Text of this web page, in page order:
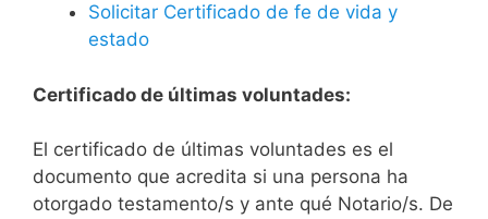
Solicitar Certificado de fe de vida y
estado
Certificado de últimas voluntades:
El certificado de últimas voluntades es el
documento que acredita si una persona ha
otorgado testamento/s y ante qué Notario/s. De